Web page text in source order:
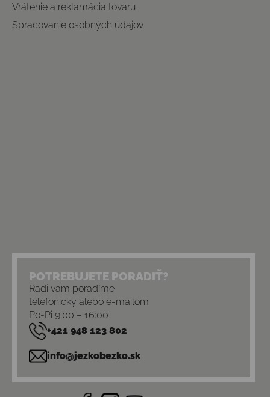
Vrátenie a reklamácia tovaru
Spracovanie osobných údajov
POTREBUJETE PORADIŤ?
Radi vám poradíme
telefonicky alebo e-mailom
Po-Pi 9:00 – 16:00
+421 948 123 802
info@jezkobezko.sk